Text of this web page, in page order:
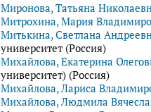
Миронова, Татьяна
Митрохина, Мария
Митькина, Светлана
университет (Россия)
Михайлова, Екатерина
университет) (Россия)
Михайлова, Лариса
Михайлова, Людмила